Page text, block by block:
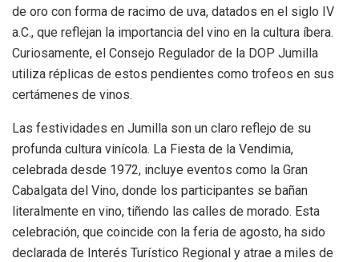
de oro con forma de racimo de uva, datados en el siglo IV
a.C., que reflejan la importancia del vino en la cultura íbera.
Curiosamente, el Consejo Regulador de la DOP Jumilla
utiliza réplicas de estos pendientes como trofeos en sus
certámenes de vinos.
Las festividades en Jumilla son un claro reflejo de su
profunda cultura vinícola. La Fiesta de la Vendimia,
celebrada desde 1972, incluye eventos como la Gran
Cabalgata del Vino, donde los participantes se bañan
literalmente en vino, tiñendo las calles de morado. Esta
celebración, que coincide con la feria de agosto, ha sido
declarada de Interés Turístico Regional y atrae a miles de